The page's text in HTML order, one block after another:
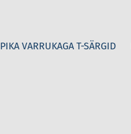
PIKA VARRUKAGA T-SÄRGID